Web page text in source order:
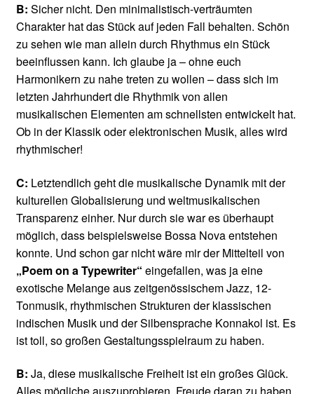
B: Sicher nicht. Den minimalistisch-verträumten
Charakter hat das Stück auf jeden Fall behalten. Schön
zu sehen wie man allein durch Rhythmus ein Stück
beeinﬂussen kann. Ich glaube ja – ohne euch
Harmonikern zu nahe treten zu wollen – dass sich im
letzten Jahrhundert die Rhythmik von allen
musikalischen Elementen am schnellsten entwickelt hat.
Ob in der Klassik oder elektronischen Musik, alles wird
rhythmischer!
C: Letztendlich geht die musikalische Dynamik mit der
kulturellen Globalisierung und weltmusikalischen
Transparenz einher. Nur durch sie war es überhaupt
möglich, dass beispielsweise Bossa Nova entstehen
konnte. Und schon gar nicht wäre mir der Mittelteil von
„Poem on a Typewriter“ eingefallen, was ja eine
exotische Melange aus zeitgenössischem Jazz, 12-
Tonmusik, rhythmischen Strukturen der klassischen
indischen Musik und der Silbensprache Konnakol ist. Es
ist toll, so großen Gestaltungsspielraum zu haben.
B: Ja, diese musikalische Freiheit ist ein großes Glück.